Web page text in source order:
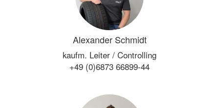
Alexander Schmidt
kaufm. Leiter / Controlling
+49 (0)6873 66899-44